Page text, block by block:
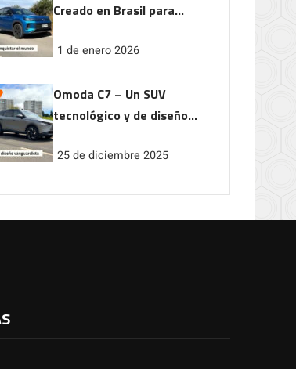
Creado en Brasil para
1 de enero 2026
Omoda C7 – Un SUV
tecnológico y de diseño
25 de diciembre 2025